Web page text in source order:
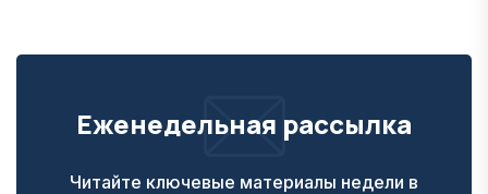
Еженедельная рассылка
Читайте ключевые материалы недели в